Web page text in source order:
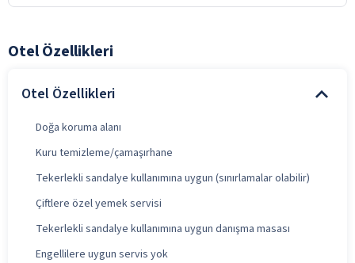
Otel Özellikleri
Otel Özellikleri
Doğa koruma alanı
Kuru temizleme/çamaşırhane
Tekerlekli sandalye kullanımına uygun (sınırlamalar olabilir)
Çiftlere özel yemek servisi
Tekerlekli sandalye kullanımına uygun danışma masası
Engellilere uygun servis yok